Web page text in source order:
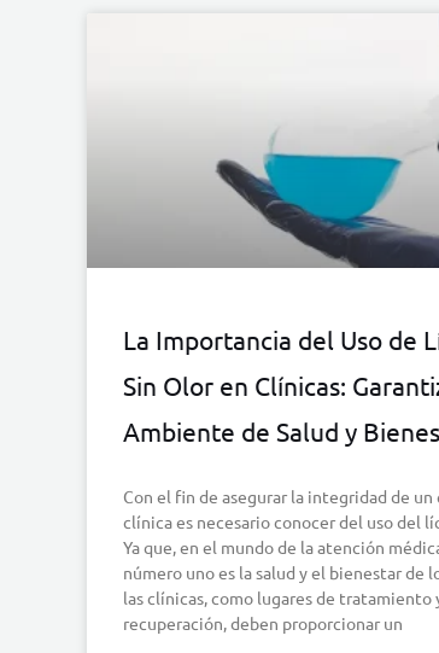
La Importancia del Uso de
Sin Olor en Clínicas:
Ambiente de Salud y
Con el fin de asegurar la integridad de un
clínica es necesario conocer del uso del
Ya que, en el mundo de la atención
número uno es la salud y el bienestar de
las clínicas, como lugares de tratamiento
recuperación, deben proporcionar un